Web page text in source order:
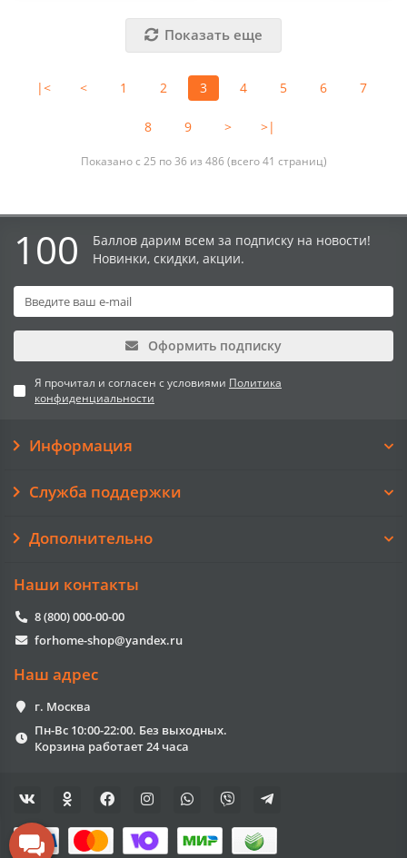
Показать еще
|< < 1 2 3 4 5 6 7
8 9 > >|
Показано с 25 по 36 из 486 (всего 41 страниц)
100
Баллов дарим всем за подписку на новости!
Новинки, скидки, акции.
Оформить подписку
Я прочитал и согласен с условиями Политика
конфиденциальности
Информация
Служба поддержки
Дополнительно
Наши контакты
8 (800) 000-00-00
forhome-shop@yandex.ru
Наш адрес
г. Москва
Пн-Вс 10:00-22:00. Без выходных.
Корзина работает 24 часа